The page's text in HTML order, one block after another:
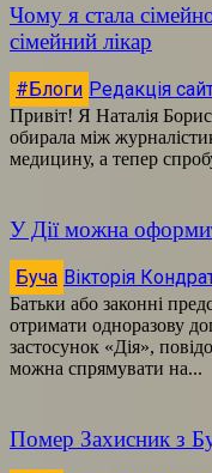
Чому я стала
сімейний лікар
#Блоги Редакція
Привіт! Я Наталія
обирала між
медицину, а тепер
У Дії можна
Буча Вікторія
Батьки або законні
отримати одноразову
застосунок «Дія»,
можна спрямувати на...
Помер Захисник з